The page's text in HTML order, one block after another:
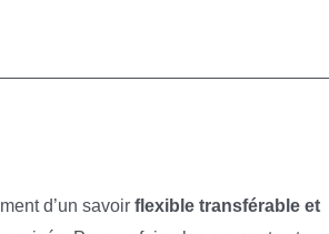
d’un savoir flexible transférable et